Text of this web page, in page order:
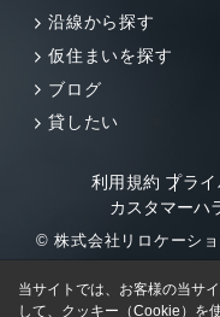
沿線から探す
仮住まいを探す
ブログ
貸したい
利用規約 プラ
カスタマーハ
© 株式会社リロケーシ
当サイトでは、お客様の当サ
して、クッキー（Cookie）を